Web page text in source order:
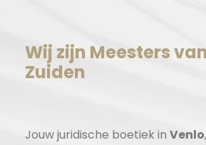
Wij zijn Meesters
Zuiden
Jouw juridische boetiek in Venlo,